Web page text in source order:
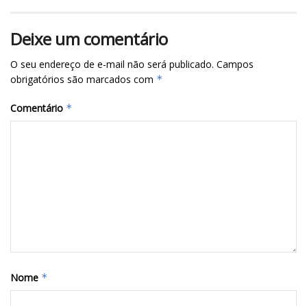
Deixe um comentário
O seu endereço de e-mail não será publicado. Campos
obrigatórios são marcados com *
Comentário *
Nome *